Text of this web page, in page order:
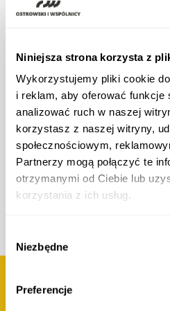
Niniejsza strona korzysta z
Wykorzystujemy pliki cookie
i reklam, aby oferować funkcje
analizować ruch w naszej
korzystasz z naszej witryny,
społecznościowym,
Partnerzy mogą połączyć te
otrzymanymi od Ciebie lub
korzystania z ich usług.
zgody
Niezbędne
Preferencje
lok. 700/04
00-844 Warszawa
warszawa@ostrowski-
legal.net
Company details: